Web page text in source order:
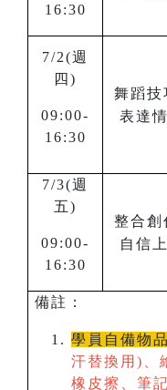
16:30
7/2(週
四 )
09:00-
16:30
舞蹈技
表達
7/3(週
五)
09:00-
16:30
整合創
自信
備註：
學員自備物品
汗替換用)、
橡皮擦、筆